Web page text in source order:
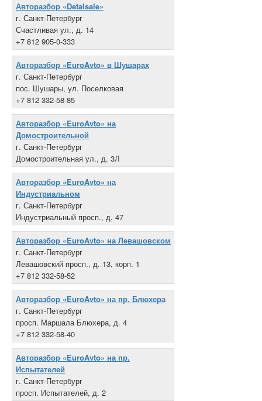
Авторазбор «Detalsale»
г. Санкт-Петербург
Счастливая ул., д. 14
+7 812 905-0-333
Авторазбор «EuroAvto» в Шушарах
г. Санкт-Петербург
пос. Шушары, ул. Поселковая
+7 812 332-58-85
Авторазбор «EuroAvto» на
Домостроительной
г. Санкт-Петербург
Домостроительная ул., д. 3Л
+7 812 332-58-21
Авторазбор «EuroAvto» на
Индустриальном
г. Санкт-Петербург
Индустриальный просп., д. 47
+7 812 332-58-10
Авторазбор «EuroAvto» на Левашовском
г. Санкт-Петербург
Левашовский просп., д. 13, корп. 1
+7 812 332-58-52
Авторазбор «EuroAvto» на пр. Блюхера
г. Санкт-Петербург
просп. Маршала Блюхера, д. 4
+7 812 332-58-40
Авторазбор «EuroAvto» на пр.
Испытателей
г. Санкт-Петербург
просп. Испытателей, д. 2